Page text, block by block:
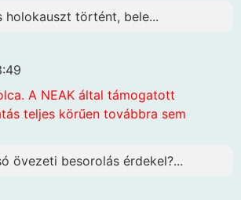
holokauszt történt, bele...
A NEAK által támogatott
teljes körűen továbbra sem
övezeti besorolás érdekel?...